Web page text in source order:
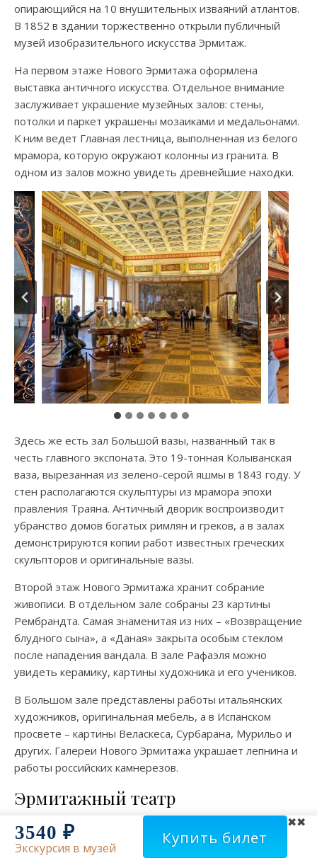
опирающийся на 10 внушительных изваяний атлантов.
В 1852 в здании торжественно открыли публичный
музей изобразительного искусства Эрмитаж.
На первом этаже Нового Эрмитажа оформлена
выставка античного искусства. Отдельное внимание
заслуживает украшение музейных залов: стены,
потолки и паркет украшены мозаиками и медальонами.
К ним ведет Главная лестница, выполненная из белого
мрамора, которую окружают колонны из гранита. В
одном из залов можно увидеть древнейшие находки.
Здесь же есть зал Большой вазы, названный так в
честь главного экспоната. Это 19-тонная Колыванская
ваза, вырезанная из зелено-серой яшмы в 1843 году. У
стен располагаются скульптуры из мрамора эпохи
правления Траяна. Античный дворик воспроизводит
убранство домов богатых римлян и греков, а в залах
демонстрируются копии работ известных греческих
скульпторов и оригинальные вазы.
Второй этаж Нового Эрмитажа хранит собрание
живописи. В отдельном зале собраны 23 картины
Рембрандта. Самая знаменитая из них – «Возвращение
блудного сына», а «Даная» закрыта особым стеклом
после нападения вандала. В зале Рафаэля можно
увидеть керамику, картины художника и его учеников.
В Большом зале представлены работы итальянских
художников, оригинальная мебель, а в Испанском
просвете – картины Веласкеса, Сурбарана, Мурильо и
других. Галереи Нового Эрмитажа украшает лепнина и
работы российских камнерезов.
Эрмитажный театр
✖
3540 ₽
Экскурсия в музей
Купить билет